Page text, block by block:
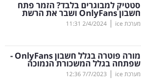
סטטיק למבוגרים בלבד? הזמר פתח
חשבוןOnlyFans ושבר את הרשת
מערכת ice |
2/4/2024
11:31
מורה פוטרה בגלל חשבוןOnlyFans
-
שפתחה בגלל המשכורת הנמוכה
מערכת ice |
7/7/2023
12:36